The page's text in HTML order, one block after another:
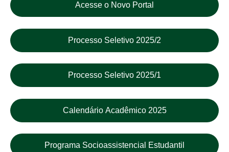
Acesse o Novo Portal
Processo Seletivo 2025/2
Processo Seletivo 2025/1
Calendário Acadêmico 2025
Programa Socioassistencial Estudantil